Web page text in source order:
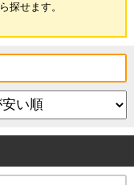
探せます。